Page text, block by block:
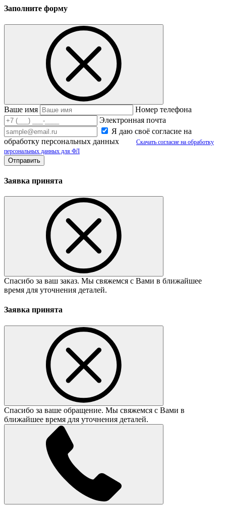
Заполните форму
Ваше имя
Номер телефона
Электронная почта
Я даю своё согласие на
обработку персональных данных
Скачать согласие на обработку
персональных данных для ФЛ
Заявка принята
Спасибо за ваш заказ. Мы свяжемся с Вами в ближайшее
время для уточнения деталей.
Заявка принята
Спасибо за ваше обращение. Мы свяжемся с Вами в
ближайшее время для уточнения деталей.